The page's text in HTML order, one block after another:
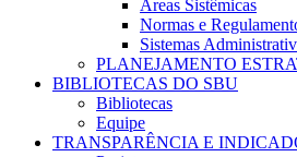
Áreas Sistêmicas
Normas e
Sistemas
PLANEJAMENTO
BIBLIOTECAS DO SBU
Bibliotecas
Equipe
TRANSPARÊNCIA E